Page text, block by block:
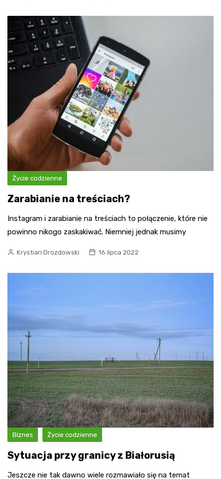
Życie codzienne
Zarabianie na treściach?
Instagram i zarabianie na treściach to połączenie, które nie
powinno nikogo zaskakiwać. Niemniej jednak musimy
Krystian Drozdowski 16 lipca 2022
Biznes Życie codzienne
Sytuacja przy granicy z Białorusią
Jeszcze nie tak dawno wiele rozmawiało się na temat